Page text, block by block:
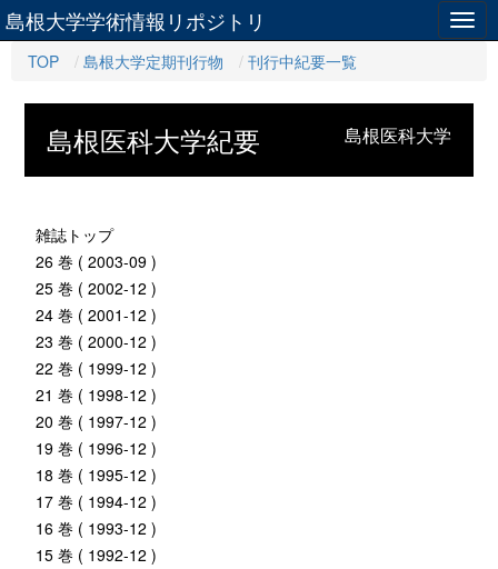
島根大学学術情報リポジトリ
TOP 島根大学定期刊行物 刊行中紀要一覧
島根医科大学
島根医科大学紀要
雑誌トップ
26 巻 ( 2003-09 )
25 巻 ( 2002-12 )
24 巻 ( 2001-12 )
23 巻 ( 2000-12 )
22 巻 ( 1999-12 )
21 巻 ( 1998-12 )
20 巻 ( 1997-12 )
19 巻 ( 1996-12 )
18 巻 ( 1995-12 )
17 巻 ( 1994-12 )
16 巻 ( 1993-12 )
15 巻 ( 1992-12 )